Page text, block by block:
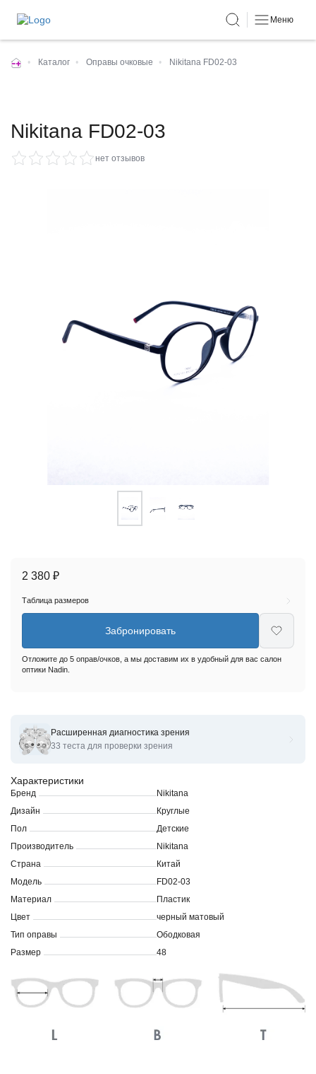
Меню
• Каталог • Оправы очковые • Nikitana FD02-03
Nikitana FD02-03
нет отзывов
Оправы для очков корригирующих Nikitana FD02-03
Характеристики
Бренд
Nikitana
Дизайн
Круглые
Пол
Детские
Производитель
Nikitana
Страна
Китай
Модель
FD02-03
Материал
Пластик
Цвет
черный матовый
Тип оправы
Ободковая
Размер
48
2 380 ₽
Таблица размеров
Забронировать
Отложите до 5 оправ/очков, а мы доставим их в удобный для вас салон
оптики Nadin.
Расширенная диагностика зрения
33 теста для проверки зрения